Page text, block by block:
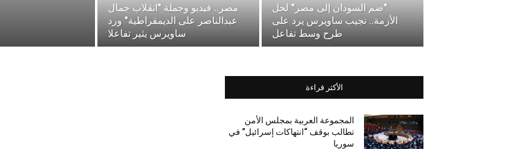
مصر.. فيديو وجملة "انقلاب جمال
عبدالناصر على الديمقراطية" ورد
ساويرس يثير تفاعلا
"ضم السودان إلى مصر" لحل
الأزمة.. نجيب ساويرس يرد على
طرح وسط تفاعل
الأكثر قراءة
المجموعة العربية بمجلس الأمن
تطالب بوقف “انتهاكات إسرائيل” في
سوريا